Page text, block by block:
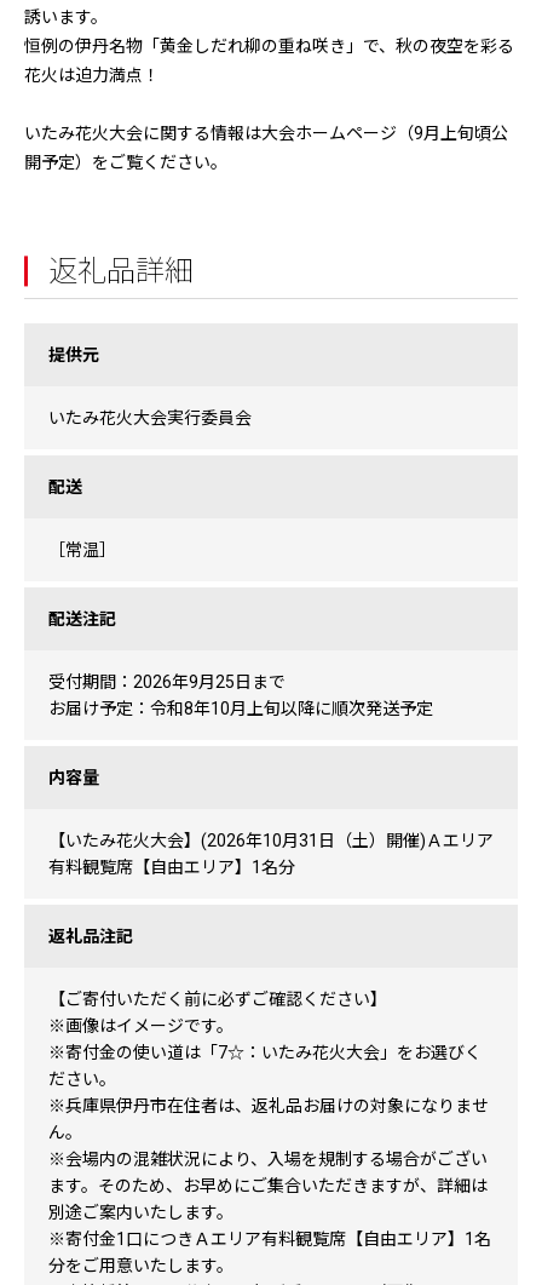
誘います。
恒例の伊丹名物「黄金しだれ柳の重ね咲き」で、秋の夜空を彩る
花火は迫力満点！
いたみ花火大会に関する情報は大会ホームページ（9月上旬頃公
開予定）をご覧ください。
返礼品詳細
提供元
いたみ花火大会実行委員会
配送
［常温］
配送注記
受付期間：2026年9月25日まで
お届け予定：令和8年10月上旬以降に順次発送予定
内容量
【いたみ花火大会】(2026年10月31日（土）開催)Ａエリア
有料観覧席【自由エリア】1名分
返礼品注記
【ご寄付いただく前に必ずご確認ください】
※画像はイメージです。
※寄付金の使い道は「7☆：いたみ花火大会」をお選びく
ださい。
※兵庫県伊丹市在住者は、返礼品お届けの対象になりませ
ん。
※会場内の混雑状況により、入場を規制する場合がござい
ます。そのため、お早めにご集合いただきますが、詳細は
別途ご案内いたします。
※寄付金1口につきＡエリア有料観覧席【自由エリア】1名
分をご用意いたします。